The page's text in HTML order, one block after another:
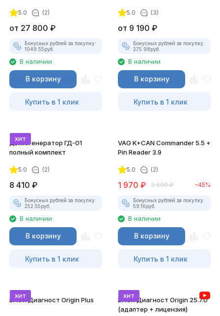
5.0 (2)
от 27 800 ₽
Бонусных рублей за покупку:
1049.55руб.
В наличии
В корзину
Купить в 1 клик
комплект)
5.0 (3)
от 9 190 ₽
Бонусных рублей за покупку:
275.98руб.
В наличии
В корзину
Купить в 1 клик
хит
Дымогенератор ГД-01
полный комплект
5.0 (2)
8 410 ₽
Бонусных рублей за покупку:
252.55руб.
В наличии
В корзину
Купить в 1 клик
VAG K+CAN Commander 5.5 +
Pin Reader 3.9
5.0 (2)
1 970 ₽ 3 600 ₽ -45%
Бонусных рублей за покупку:
59.16руб.
В наличии
В корзину
Купить в 1 клик
хит
ВАСЯ Диагност Origin Plus
хит
ВАСЯ Диагност Origin 25.7.0
(адаптер + лицензия)